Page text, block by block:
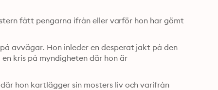
fått pengarna ifrån eller varför hon har gömt
avvägar. Hon inleder en desperat jakt på den
kris på myndigheten där hon är
hon kartlägger sin mosters liv och varifrån